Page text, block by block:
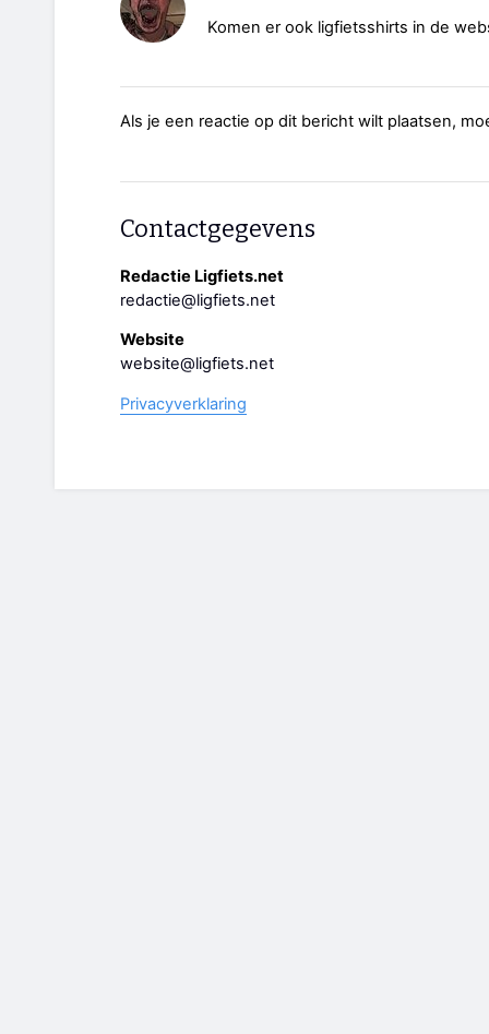
Komen er ook ligfietsshirts in de
Als je een reactie op dit bericht wilt plaatsen,
Contactgegevens
Redactie Ligfiets.net
redactie@ligfiets.net
Website
website@ligfiets.net
Privacyverklaring